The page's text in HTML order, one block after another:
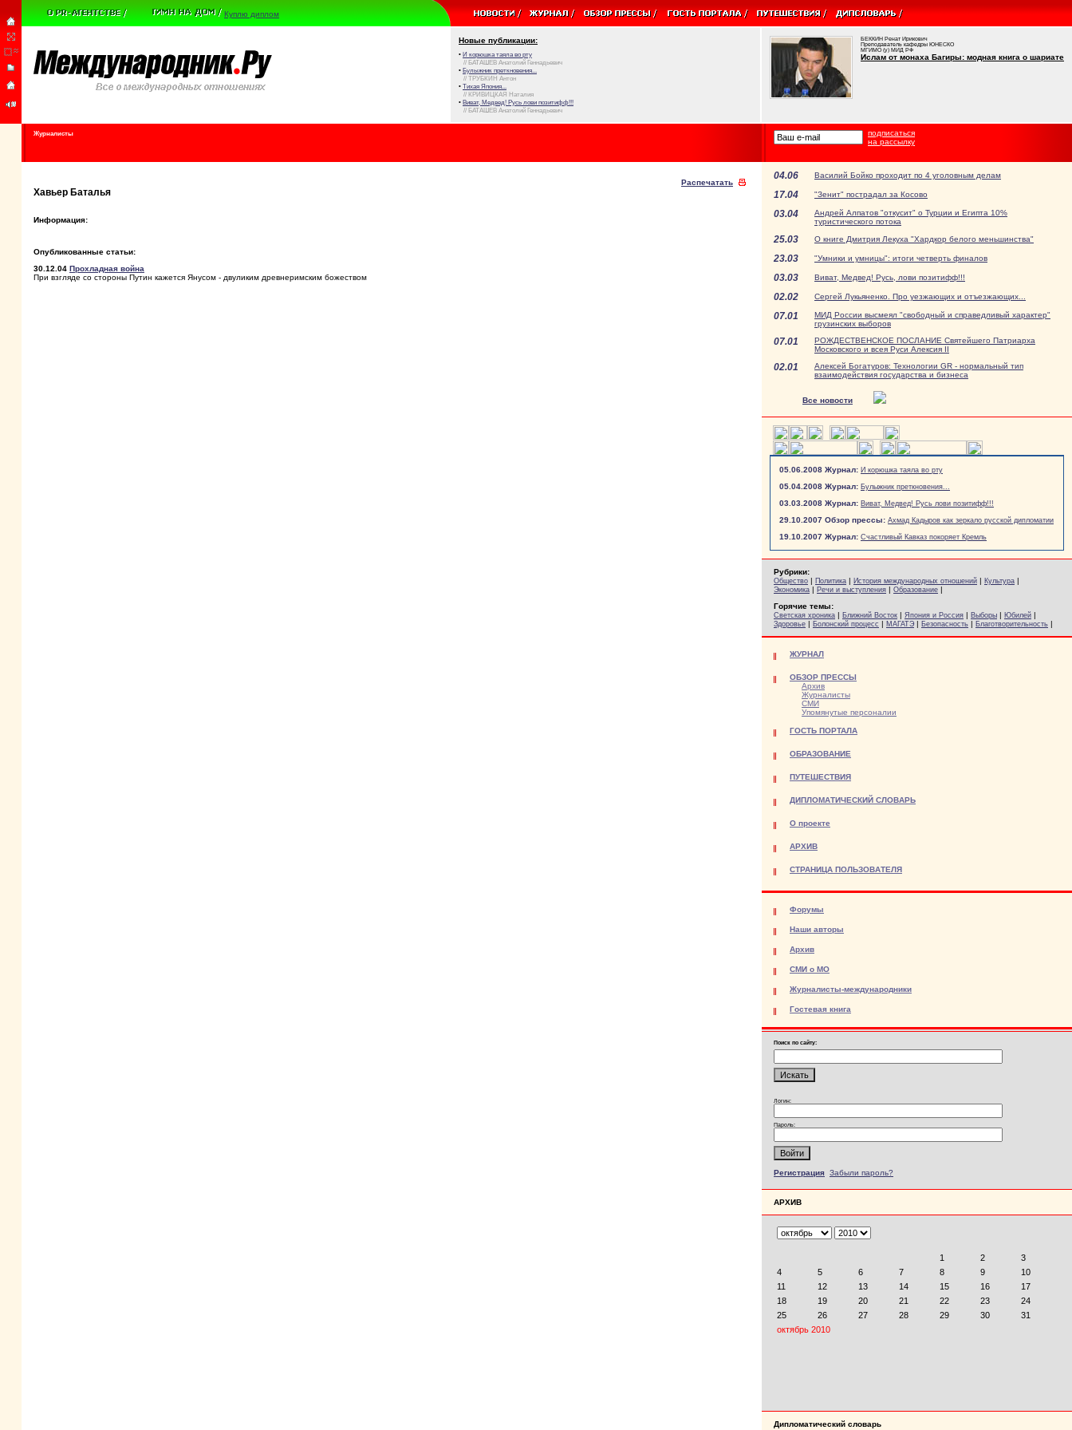
Куплю диплом
Новые публикации:
• И корюшка таяла во рту
// БАТАШЕВ Анатолий Геннадьевич
• Булыжник преткновения...
// ТРУБКИН Антон
• Тихая Япония...
// КРИВИЦКАЯ Наталия
• Виват, Медвед! Русь лови позитифф!!!
// БАТАШЕВ Анатолий Геннадьевич
БЕККИН Ренат Ирикович
Преподаватель кафедры ЮНЕСКО
МГИМО (у) МИД РФ
Ислам от монаха Багиры: модная книга о шариате
Журналисты
подписаться
на рассылку
Распечатать
Хавьер Баталья
Информация:
Опубликованные статьи:
30.12.04 Прохладная война
При взгляде со стороны Путин кажется Янусом - двуликим древнеримским божеством
04.06 Василий Бойко проходит по 4 уголовным делам
17.04 "Зенит" пострадал за Косово
03.04
Андрей Алпатов "откусит" о Турции и Египта 10%
туристического потока
25.03 О книге Дмитрия Лекуха "Хардкор белого меньшинства"
23.03 "Умники и умницы": итоги четверть финалов
03.03 Виват, Медвед! Русь, лови позитифф!!!
02.02 Сергей Лукьяненко. Про уезжающих и отъезжающих...
07.01
МИД России высмеял "свободный и справедливый характер"
грузинских выборов
07.01
РОЖДЕСТВЕНСКОЕ ПОСЛАНИЕ Святейшего Патриарха
Московского и всея Руси Алексия II
02.01
Алексей Богатуров: Технологии GR - нормальный тип
взаимодействия государства и бизнеса
Все новости
05.06.2008 Журнал: И корюшка таяла во рту
05.04.2008 Журнал: Булыжник преткновения...
03.03.2008 Журнал: Виват, Медвед! Русь лови позитифф!!!
29.10.2007 Обзор прессы: Ахмад Кадыров как зеркало русской дипломатии
19.10.2007 Журнал: Счастливый Кавказ покоряет Кремль
Рубрики:
Общество | Политика | История международных отношений | Культура |
Экономика | Речи и выступления | Образование |
Горячие темы:
Светская хроника | Ближний Восток | Япония и Россия | Выборы | Юбилей |
Здоровье | Болонский процесс | МАГАТЭ | Безопасность | Благотворительность |
ЖУРНАЛ
ОБЗОР ПРЕССЫ
Архив
Журналисты
СМИ
Упомянутые персоналии
ГОСТЬ ПОРТАЛА
ОБРАЗОВАНИЕ
ПУТЕШЕСТВИЯ
ДИПЛОМАТИЧЕСКИЙ СЛОВАРЬ
О проекте
АРХИВ
СТРАНИЦА ПОЛЬЗОВАТЕЛЯ
Форумы
Наши авторы
Архив
СМИ о МО
Журналисты-международники
Гостевая книга
Поиск по сайту:
Логин:
Пароль:
Регистрация Забыли пароль?
АРХИВ
Дипломатический словарь